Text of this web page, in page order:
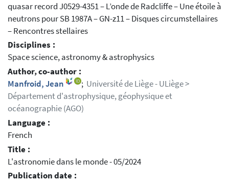
quasar record J0529-4351 – L’onde de Radcliffe – Une étoile à
neutrons pour SB 1987A – GN-z11 – Disques circumstellaires
– Rencontres stellaires
Disciplines :
Space science, astronomy & astrophysics
Author, co-author :
Manfroid, Jean
; Université de Liège - ULiège >
Département d'astrophysique, géophysique et
océanographie (AGO)
Language :
French
Title :
L'astronomie dans le monde - 05/2024
Publication date :